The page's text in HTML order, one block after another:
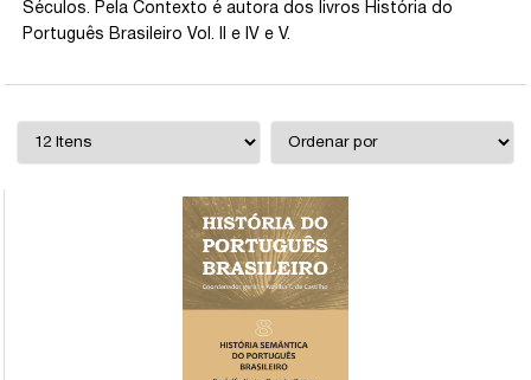
Séculos. Pela Contexto é autora dos livros História do
Português Brasileiro Vol. II e IV e V.